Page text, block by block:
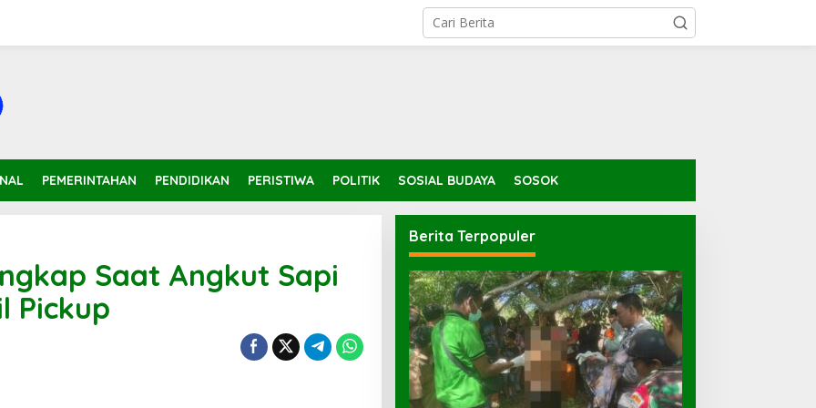
PEMERINTAHAN PENDIDIKAN PERISTIWA POLITIK SOSIAL BUDAYA SOSOK
Saat Angkut Sapi
Pickup
Berita Terpopuler